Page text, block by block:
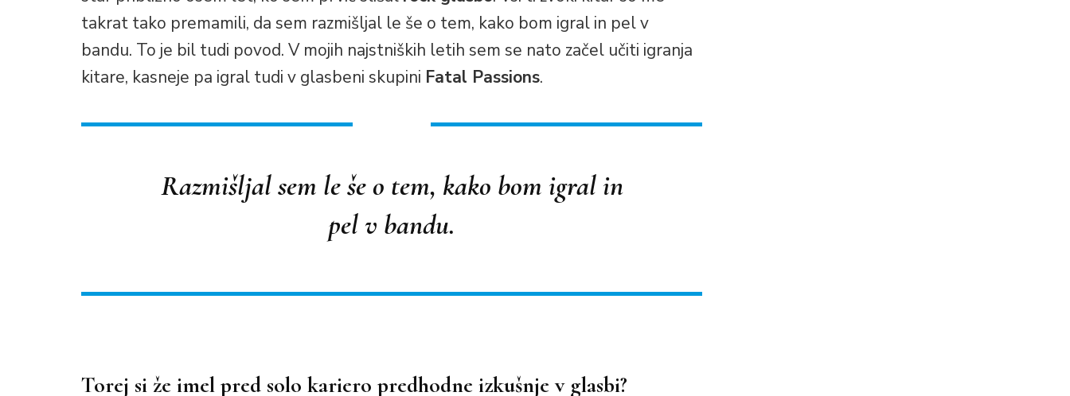
takrat tako premamili, da sem razmišljal le še o tem, kako bom igral in pel v
bandu. To je bil tudi povod. V mojih najstniških letih sem se nato začel učiti igranja
kitare, kasneje pa igral tudi v glasbeni skupini Fatal Passions.
Razmišljal sem le še o tem, kako bom igral in
pel v bandu.
Torej si že imel pred solo kariero predhodne izkušnje v glasbi?